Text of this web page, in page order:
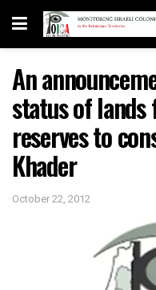
An
status of
reserves to
Khader
October 22, 2012